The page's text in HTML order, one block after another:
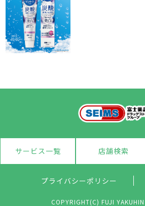
サービス一覧 店舗検索
プライバシーポリシー
COPYRIGHT(C) FUJI